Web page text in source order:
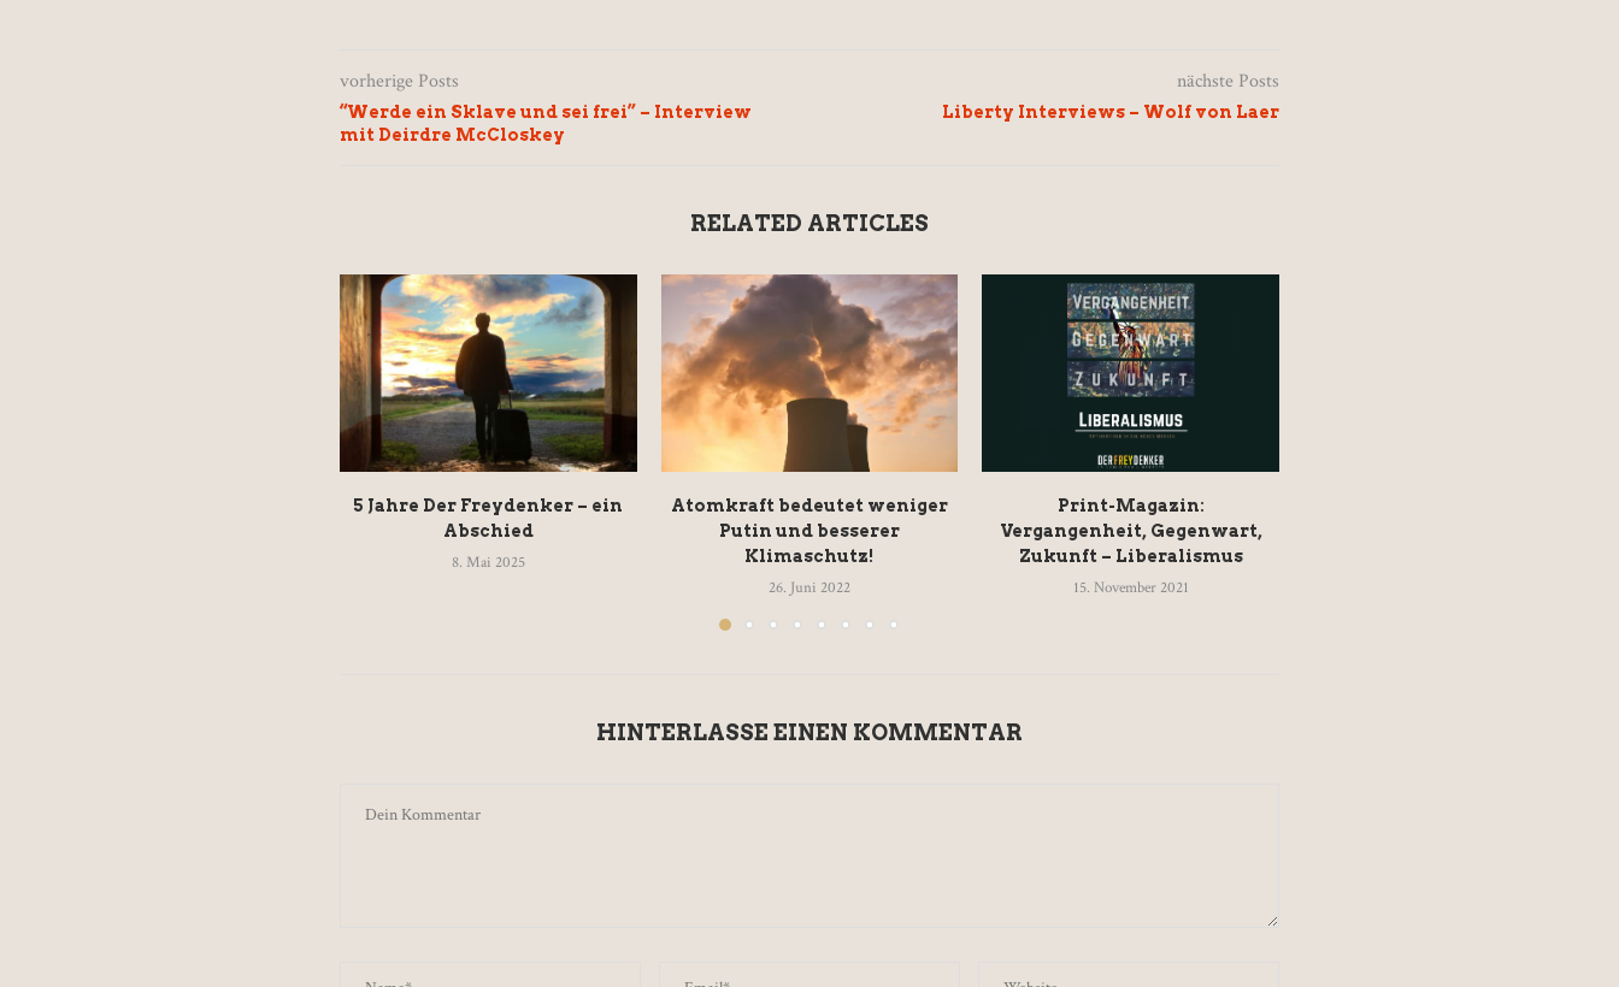
vorherige Posts
“Werde ein Sklave und sei frei” – Interview
mit Deirdre McCloskey
nächste Posts
Liberty Interviews – Wolf von Laer
RELATED ARTICLES
5 Jahre Der Freydenker – ein
Abschied
8. Mai 2025
Atomkraft bedeutet weniger
Putin und besserer
Klimaschutz!
26. Juni 2022
Print-Magazin:
Vergangenheit, Gegenwart,
Zukunft – Liberalismus
15. November 2021
HINTERLASSE EINEN KOMMENTAR